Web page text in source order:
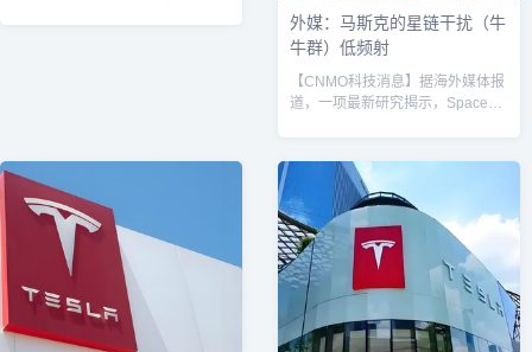
力电器出现2.66%的营收负增长。
CNMO观察到，这份数据呈现三大
显著特征：头部企业分化加剧
外媒：马斯克的星链干扰（牛
牛群）低频射
【CNMO科技消息】据海外媒体报
道，一项最新研究揭示，SpaceX
《天文学与天体物理学》期刊的论
文指出，在最严重的情况下，星链
卫星产生的噪声影响了高达30%的
低频射电天文图像，严重制约了相
关科学研究。该研究分析了数千万
张天文图像，发现星链卫星并非通
过主动发射信号造成干扰，而是其
星载电子设备产生的被动电磁噪
声。这种噪声难以预测，且在...